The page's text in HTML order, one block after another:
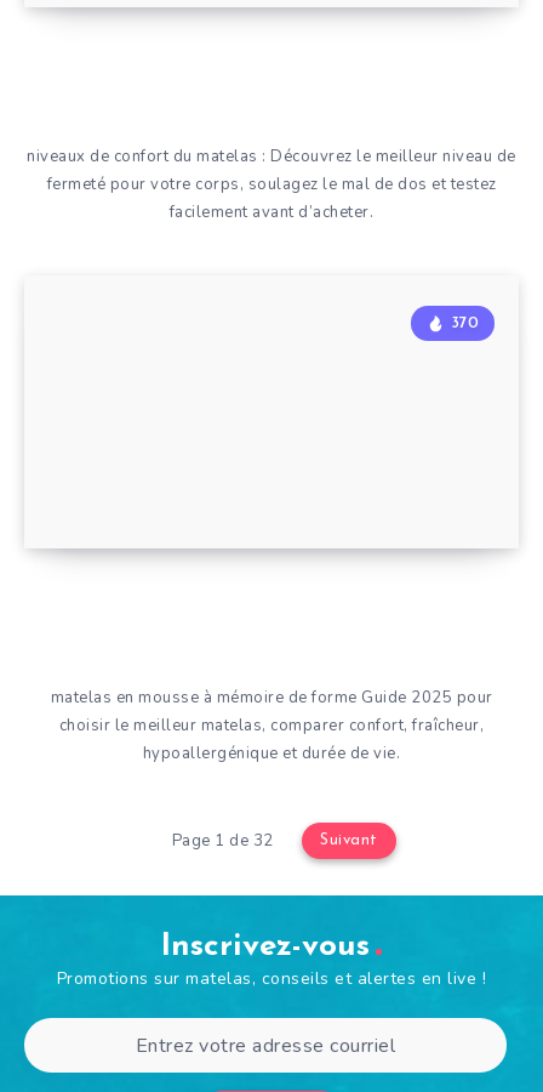
niveaux de confort du matelas : Découvrez le meilleur niveau de
fermeté pour votre corps, soulagez le mal de dos et testez
facilement avant d’acheter.
370
matelas en mousse à mémoire de forme Guide 2025 pour
choisir le meilleur matelas, comparer confort, fraîcheur,
hypoallergénique et durée de vie.
Page 1 de 32 Suivant
Inscrivez-vous
Promotions sur matelas, conseils et alertes en live !